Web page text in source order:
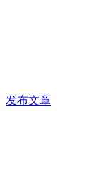
发布文章